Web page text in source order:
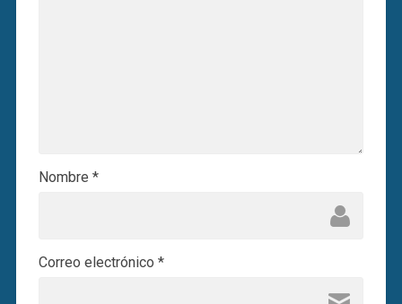
Nombre *
Correo electrónico *